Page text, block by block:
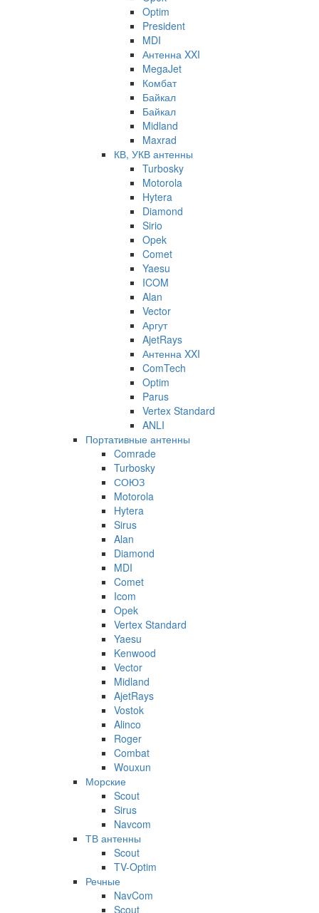
Optim
President
MDI
Антенна XXI
MegaJet
Комбат
Байкал
Байкал
Midland
Maxrad
КВ, УКВ антенны
Turbosky
Motorola
Hytera
Diamond
Sirio
Opek
Comet
Yaesu
ICOM
Alan
Vector
Аргут
AjetRays
Антенна XXI
ComTech
Optim
Parus
Vertex Standard
ANLI
Портативные антенны
Comrade
Turbosky
СОЮЗ
Motorola
Hytera
Sirus
Alan
Diamond
MDI
Comet
Icom
Opek
Vertex Standard
Yaesu
Kenwood
Vector
Midland
AjetRays
Vostok
Alinco
Roger
Combat
Wouxun
Морские
Scout
Sirus
Navcom
ТВ антенны
Scout
TV-Optim
Речные
NavCom
Scout